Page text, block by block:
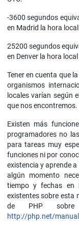
-3600 segundos
en Madrid la hora
25200 segundos
en Denver la hora
Tener en cuenta que
organismos
locales varían según
que nos encontremos.
Existen más
programadores no
para tareas muy
funciones ni por
existencia y aprende
algún momento
tiempo y fechas en
existentes sobre esta
de PHP
http://php.net/